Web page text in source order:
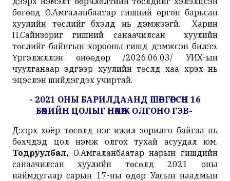
бөгөөд О.Амгаланбаатар гишүүний өргөн барьсан
хуулийн төслийг бүхэлд нь дэмжээгүй. Харин
П.Сайнзориг гишүүний санаачилсан хуулийн
төслийг байнгын хорооны гишүүд дэмжсэн билээ.
Үргэлжлүүлэн өнөөдөр /2026.06.03/ УИХ-ын
чуулганаар эдгээр хуулийн төслүүд хаа хүрэх нь
эцэслэн шийдэгдэх учиртай.
- 2021 ОНЫ БАРИЛДААНД ШӨВГӨРСӨН 16
БӨХИЙН ЦОЛЫГ НӨХӨЖ ОЛГОНО ГЭВ-
Дээрх хоёр төсөлд нэг ижил зорилго байгаа нь
бөхчүүдэд цол нэмж олгох тухай асуудал юм.
Тодруулбал, О.Амгаланбаатар нарын гишүүдийн
санаачилсан хуулийн төсөлд 2021 оны
наймдугаар сарын 17-ны өдөр Улсын наадмын